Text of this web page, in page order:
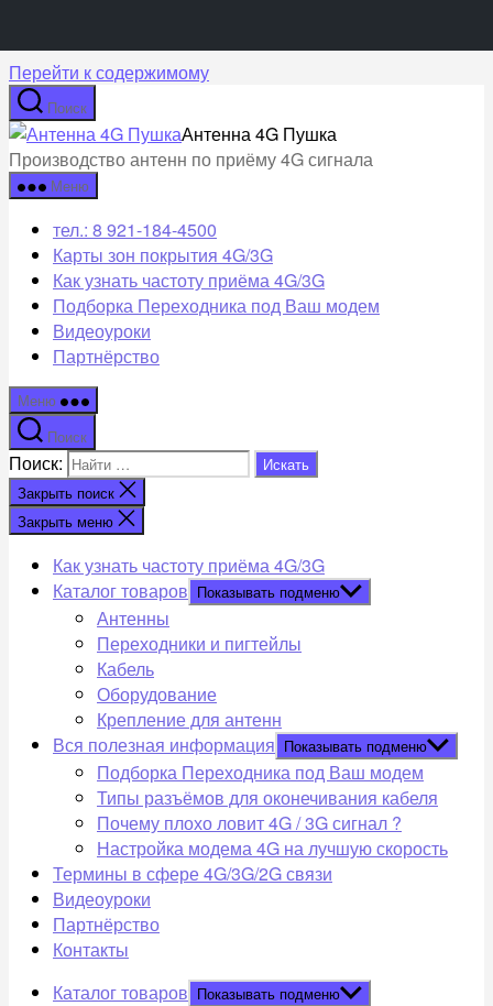
Перейти к содержимому
Поиск
Антенна 4G Пушка
Производство антенн по приёму 4G сигнала
Меню
тел.: 8 921-184-4500
Карты зон покрытия 4G/3G
Как узнать частоту приёма 4G/3G
Подборка Переходника под Ваш модем
Видеоуроки
Партнёрство
Меню
Поиск
Поиск:
Закрыть поиск
Закрыть меню
Как узнать частоту приёма 4G/3G
Каталог товаров Показывать подменю
Антенны
Переходники и пигтейлы
Кабель
Оборудование
Крепление для антенн
Вся полезная информация Показывать подменю
Подборка Переходника под Ваш модем
Типы разъёмов для оконечивания кабеля
Почему плохо ловит 4G / 3G сигнал ?
Настройка модема 4G на лучшую скорость
Термины в сфере 4G/3G/2G связи
Видеоуроки
Партнёрство
Контакты
Каталог товаров Показывать подменю